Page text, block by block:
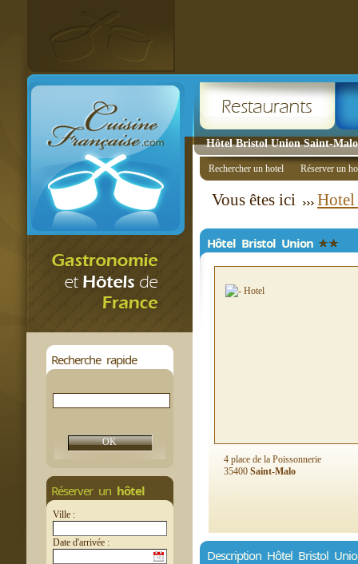
Hôtel Bristol Union Saint-Malo
Recherche rapide
Réserver un hôtel
Ville :
Date d'arrivée :
Rechercher un hotel Réserver un
Vous êtes ici Hotel
Hôtel Bristol Union
4 place de la Poissonnerie
35400 Saint-Malo
Description Hôtel Bristol